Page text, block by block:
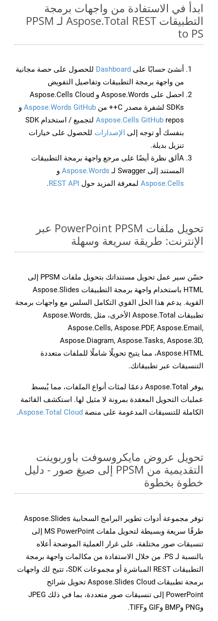
ابدأ في الاستفادة من واجهات برمجة
التطبيقات Aspose.Total REST لـ PPSM
to PS
أنشئ حسابًا على Dashboard للحصول على حصة مجانية
من واجهة برمجة التطبيقات وتفاصيل التفويض
احصل على Aspose.Words و Aspose.Cells Cloud
SDKs لشفرة مصدر C++ من
Aspose.Words GitHub و
Aspose.Cells GitHub
repos لتجميع / استخدام SDK
بنفسك أو توجه إلى الإصدارات للحصول على خيارات
تنزيل بديلة.
Aألق نظرة أيضًا على مرجع واجهة برمجة التطبيقات
المستند إلى Swagger لـ
Aspose.Words و
Aspose.Cells لمعرفة المزيد حول REST API
.
تحويل ملفات PowerPoint PPSM عبر
الإنترنت: طريقة سريعة وسهلة
حسّن سير عمل تحويل مستنداتك بتحويل ملفات PPSM إلى
HTML باستخدام واجهة برمجة التطبيقات Aspose.Slides
القوية. يدعم هذا الحل القوي التكامل السلس مع واجهات برمجة
تطبيقات Aspose.Total الأخرى، مثل Aspose.Words,
Aspose.Cells, Aspose.PDF, Aspose.Email,
Aspose.Diagram, Aspose.Tasks, Aspose.3D,
Aspose.HTML، مما يتيح تحويلًا شاملًا للملفات متعددة
التنسيقات عبر تطبيقاتك.
يوفر Aspose.Total دعمًا لمئات أنواع الملفات، مما يُبسط
عمليات التحويل المعقدة بمرونة لا مثيل لها. استكشف القائمة
الكاملة للتنسيقات المدعومة على منصة Aspose.Total Cloud
.
تحويل عروض مايكروسوفت باوربوينت
التقديمية من PPSM إلى صيغ صور - دليل
خطوة بخطوة
توفر مجموعة أدوات تطوير البرامج السحابية Aspose.Slides
طرقًا سريعة وبسيطة لتحويل ملفات MS PowerPoint إلى
تنسيقات صور مختلفة، على غرار العملية الموضحة أعلاه
بالنسبة لـ PS. من خلال الاستفادة من مكالمات واجهة برمجة
التطبيقات REST المباشرة أو مجموعات SDK، تتيح لك واجهات
برمجة تطبيقات Aspose.Slides Cloud تحويل شرائح
PowerPoint إلى تنسيقات صور متعددة، بما في ذلك JPEG
وPNG وBMP وGIF وTIFF.